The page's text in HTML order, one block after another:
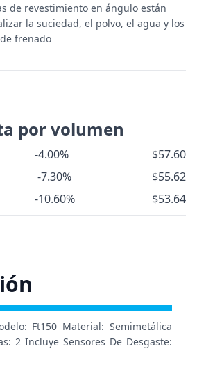
de revestimiento en ángulo están
la suciedad, el polvo, el agua y los
frenado
por volumen
-4.00%
$57.60
-7.30%
$55.62
-10.60% $53.64
Ft150 Material: Semimetálica
2 Incluye Sensores De Desgaste: